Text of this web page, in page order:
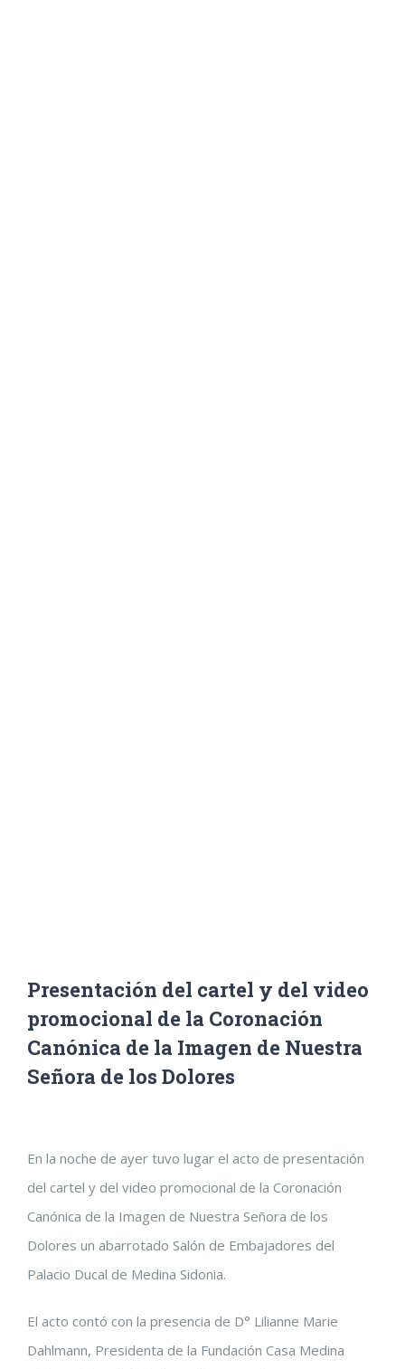
Presentación del cartel y del video
promocional de la Coronación
Canónica de la Imagen de Nuestra
Señora de los Dolores
imagen
más
grande
En la noche de ayer tuvo lugar el acto de presentación
del cartel y del video promocional de la Coronación
Canónica de la Imagen de Nuestra Señora de los
Dolores un abarrotado Salón de Embajadores del
Palacio Ducal de Medina Sidonia.
El acto contó con la presencia de D° Lilianne Marie
Dahlmann, Presidenta de la Fundación Casa Medina